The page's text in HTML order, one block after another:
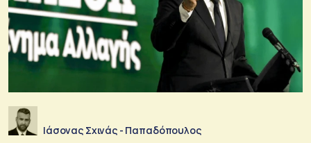
Ιάσονας Σχινάς - Παπαδόπουλος